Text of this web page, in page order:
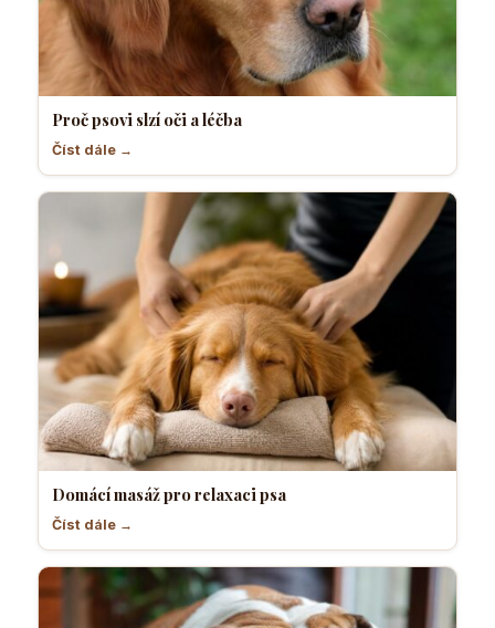
Proč psovi slzí oči a léčba
Číst dále →
Domácí masáž pro relaxaci psa
Číst dále →